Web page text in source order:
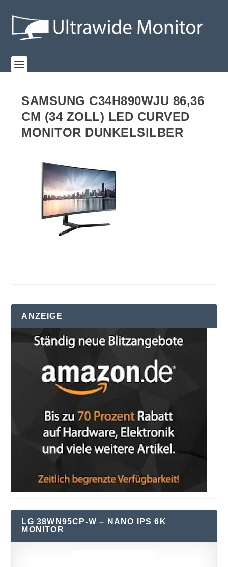
SAMSUNG C34H890WJU 86,36
CM (34 ZOLL) LED CURVED
MONITOR DUNKELSILBER
ANZEIGE
LG 38WN95CP-W – NANO IPS 6K
MONITOR